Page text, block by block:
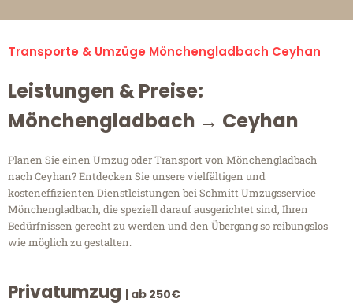
Transporte & Umzüge Mönchengladbach Ceyhan
Leistungen & Preise:
Mönchengladbach → Ceyhan
Planen Sie einen Umzug oder Transport von Mönchengladbach
nach Ceyhan? Entdecken Sie unsere vielfältigen und
kosteneffizienten Dienstleistungen bei Schmitt Umzugsservice
Mönchengladbach, die speziell darauf ausgerichtet sind, Ihren
Bedürfnissen gerecht zu werden und den Übergang so reibungslos
wie möglich zu gestalten.
Privatumzug | ab 250€